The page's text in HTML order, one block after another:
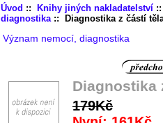
Úvod :: Knihy jiných nakladatelství
diagnostika:: Diagnostika z částí
Význam nemocí, diagnostika
Diagnostika
179Kč